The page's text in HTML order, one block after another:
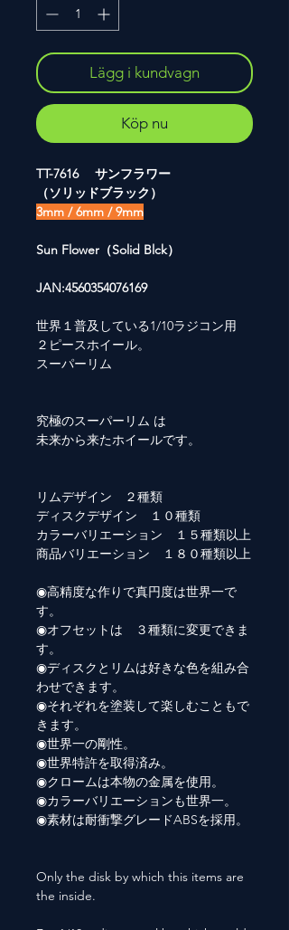
Lägg i kundvagn
Köp nu
TT-7616 サンフラワー
（ソリッドブラック）
3mm / 6mm / 9mm
Sun Flower（Solid Blck）
JAN:4560354076169
世界１普及している1/10ラジコン用
２ピースホイール。
スーパーリム
究極のスーパーリム は
未来から来たホイールです。
リムデザイン ２種類
ディスクデザイン １０種類
カラーバリエーション １５種類以上
商品バリエーション １８０種類以上
◉高精度な作りで真円度は世界一で
す。
◉オフセットは ３種類に変更できま
す。
◉ディスクとリムは好きな色を組み合
わせできます。
◉それぞれを塗装して楽しむこともで
きます。
◉世界一の剛性。
◉世界特許を取得済み。
◉クロームは本物の金属を使用。
◉カラーバリエーションも世界一。
◉素材は耐衝撃グレードABSを採用。
Only the disk by which this items are
the inside.